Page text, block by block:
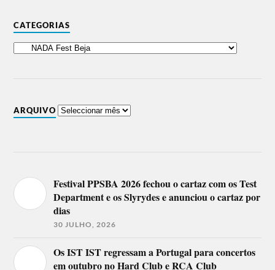
CATEGORIAS
ARQUIVO
Festival PPSBA 2026 fechou o cartaz com os Test
Department e os Slyrydes e anunciou o cartaz por
dias
30 JULHO, 2026
Os IST IST regressam a Portugal para concertos
em outubro no Hard Club e RCA Club